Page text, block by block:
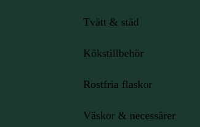
Tvätt & städ
Kökstillbehör
Rostfria flaskor
Väskor & necessärer